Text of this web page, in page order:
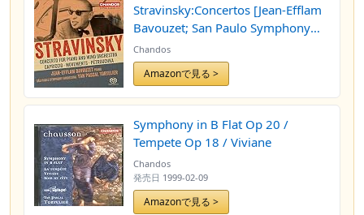
Stravinsky:Concertos [Jean-Efflam
Bavouzet; San Paulo Symphony
Orchestra, Yan Pascal Tortelier]
[CHANDOS: CHSA 5147] by Jean-
Efflam Bavouzet
Chandos
Amazonで見る >
Symphony in B Flat Op 20 /
Tempete Op 18 / Viviane
Chandos
発売日 1999-02-09
Amazonで見る >